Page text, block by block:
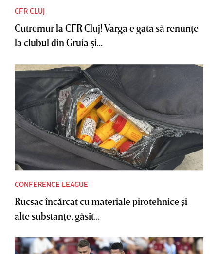
CFR CLUJ
Cutremur la CFR Cluj! Varga e gata să renunţe
la clubul din Gruia şi...
CONFERENCE LEAGUE
Rucsac încărcat cu materiale pirotehnice şi
alte substanţe, găsit...